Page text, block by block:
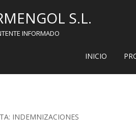
S.L.
INFORMADO
INICIO
INDEMNIZACIONES